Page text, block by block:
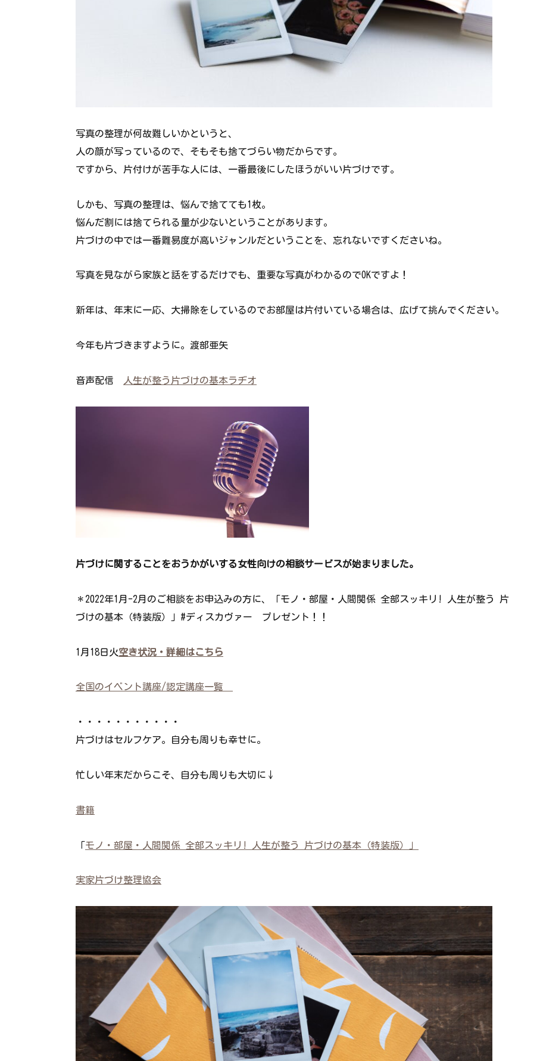
写真の整理が何故難しいかというと、
人の顔が写っているので、そもそも捨てづらい物だからです。
ですから、片付けが苦手な人には、一番最後にしたほうがいい片づけです。
しかも、写真の整理は、悩んで捨てても1枚。
悩んだ割には捨てられる量が少ないということがあります。
片づけの中では一番難易度が高いジャンルだということを、忘れないですくださいね。
写真を見ながら家族と話をするだけでも、重要な写真がわかるのでOKですよ！
新年は、年末に一応、大掃除をしているのでお部屋は片付いている場合は、広げて挑んでください。
今年も片づきますように。渡部亜矢
音声配信 人生が整う片づけの基本ラヂオ
片づけに関することをおうかがいする女性向けの相談サービスが始まりました。
＊2022年1月-2月のご相談をお申込みの方に、「モノ・部屋・人間関係 全部スッキリ! 人生が整う 片
づけの基本（特装版）」#ディスカヴァー プレゼント！！
1月18日火空き状況・詳細はこちら
全国のイベント講座/認定講座一覧
・・・・・・・・・・・
片づけはセルフケア。自分も周りも幸せに。
忙しい年末だからこそ、自分も周りも大切に↓
書籍
「モノ・部屋・人間関係 全部スッキリ! 人生が整う 片づけの基本（特装版）」
実家片づけ整理協会